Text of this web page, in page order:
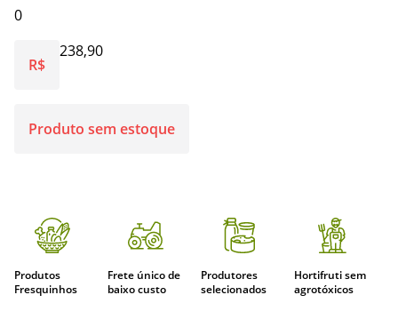
0
R$
238,90
Produto sem estoque
Produtos
Fresquinhos
Frete único de
baixo custo
Produtores
selecionados
Hortifruti sem
agrotóxicos